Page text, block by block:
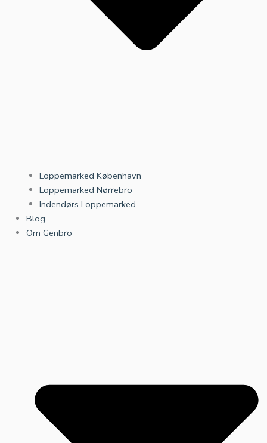
Loppemarked København
Loppemarked Nørrebro
Indendørs Loppemarked
Blog
Om Genbro